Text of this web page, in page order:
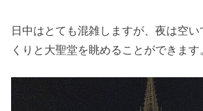
日中はとても混雑しますが、夜は空
くりと大聖堂を眺めることができます